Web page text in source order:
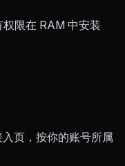
限在 RAM 中安装
页，按你的账号所属